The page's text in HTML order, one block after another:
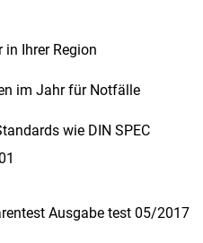
in Ihrer Region
im Jahr für Notfälle
wie DIN SPEC
Ausgabe test 05/2017